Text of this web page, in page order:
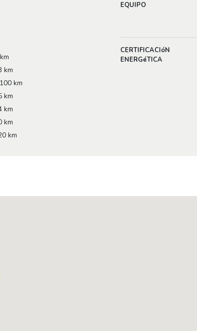
km
km
km
km
km
km
EQUIPO
CERTIFICACIóN
ENERGéTICA